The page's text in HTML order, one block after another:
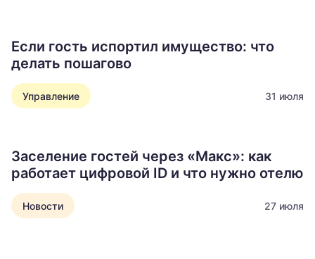
Если гость испортил имущество: что
делать пошагово
Управление 31 июля
Заселение гостей через «Макс»: как
работает цифровой ID и что нужно отелю
Новости 27 июля